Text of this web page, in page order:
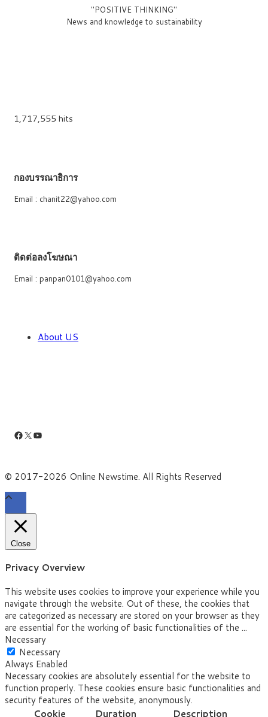
"POSITIVE THINKING"
News and knowledge to sustainability
1,717,555 hits
กองบรรณาธิการ
Email : chanit22@yahoo.com
ติดต่อลงโฆษณา
Email : panpan0101@yahoo.com
About US
Facebook
X YouTube
© 2017-2026 Online Newstime. All Rights Reserved
Close
Privacy Overview
This website uses cookies to improve your experience while you
navigate through the website. Out of these, the cookies that
are categorized as necessary are stored on your browser as they
are essential for the working of basic functionalities of the ...
Necessary
Necessary
Always Enabled
Necessary cookies are absolutely essential for the website to
function properly. These cookies ensure basic functionalities and
security features of the website, anonymously.
Cookie
Duration Description